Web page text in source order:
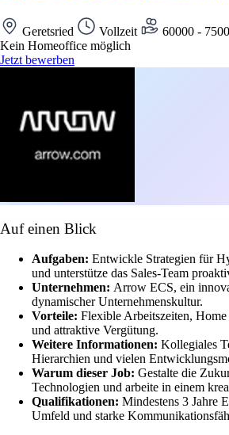
Geretsried Vollzeit
60000 -
Kein Homeoffice möglich
Jetzt bewerben
Auf einen Blick
Aufgaben: Entwickle Strategien für
und unterstütze das Sales-Team
Unternehmen: Arrow ECS, ein
dynamischer Unternehmenskultur.
Vorteile: Flexible Arbeitszeiten,
und attraktive Vergütung.
Weitere Informationen: Kollegiales
Hierarchien und vielen
Warum dieser Job: Gestalte die
Technologien und arbeite in einem
Qualifikationen: Mindestens 3 Jahre
Umfeld und starke